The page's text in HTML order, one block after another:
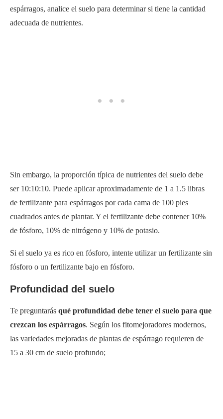
espárragos, analice el suelo para determinar si tiene la cantidad
adecuada de nutrientes.
Sin embargo, la proporción típica de nutrientes del suelo debe
ser 10:10:10. Puede aplicar aproximadamente de 1 a 1.5 libras
de fertilizante para espárragos por cada cama de 100 pies
cuadrados antes de plantar. Y el fertilizante debe contener 10%
de fósforo, 10% de nitrógeno y 10% de potasio.
Si el suelo ya es rico en fósforo, intente utilizar un fertilizante sin
fósforo o un fertilizante bajo en fósforo.
Profundidad del suelo
Te preguntarás qué profundidad debe tener el suelo para que
crezcan los espárragos. Según los fitomejoradores modernos,
las variedades mejoradas de plantas de espárrago requieren de
15 a 30 cm de suelo profundo;